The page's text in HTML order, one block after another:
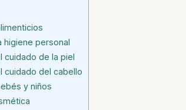
higiene personal
cuidado de la piel
cuidado del cabello
y niños